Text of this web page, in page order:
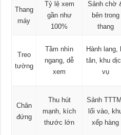
Thang
máy
Tỷ lệ xem
gần như
100%
Sảnh chờ
bên trong
thang
Treo
tường
Tầm nhìn
ngang, dễ
xem
Hành lang,
tân, khu
vụ
Chân
đứng
Thu hút
mạnh, kích
thước lớn
Sảnh
lối vào,
xếp hàng